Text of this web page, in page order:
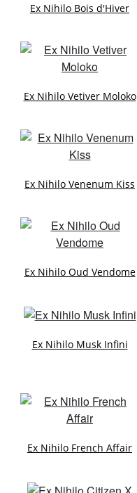
Ex Nihilo Bois d'Hiver
Ex Nihilo Vetiver Moloko
Ex Nihilo Venenum Kiss
Ex Nihilo Oud Vendome
Ex Nihilo Musk Infini
Ex Nihilo French Affair